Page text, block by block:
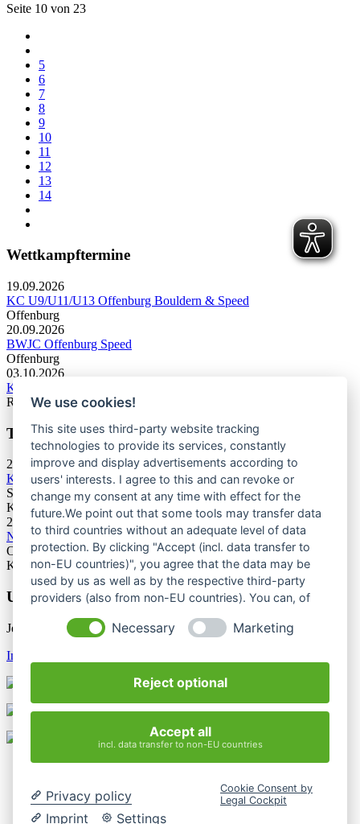
Seite 10 von 23
5
6
7
8
9
10
11
12
13
14
Wettkampftermine
19.09.2026
KC U9/U11/U13 Offenburg Bouldern & Speed
Offenburg
20.09.2026
BWJC Offenburg Speed
Offenburg
03.10.2026
KC U13 Rottweil Toprope & Speed
Rottweil
Termine Bergsport & Naturschutz
28.11.2026
Kletterforum 2026
Stuttgart
Kategorie: Tagung
25.06.2027
Naturschutztagung 2027
Oberes Donautal, Beuron
Kategorie: Tagung
Unsere Newsletter
Jetzt unsere Newsletter entdecken
Infos & Anmeldung
Kontakt
Datenschutzerklärung
Mediathek
We use cookies!
This site uses third-party website tracking
technologies to provide its services, constantly
improve and display advertisements according to
users' interests. I agree to this and can revoke or
change my consent at any time with effect for the
future.We point out that some tools may transfer data
to third countries without an adequate level of data
protection. By clicking "Accept (incl. data transfer to
non-EU countries)", you agree that the data may be
used by us as well as by the respective third-party
providers (also from non-EU countries). You can, of
Necessary Marketing
Reject optional
Accept all
incl. data transfer to non-EU countries
Privacy policy
Imprint
Settings
Cookie Consent by
Legal Cockpit